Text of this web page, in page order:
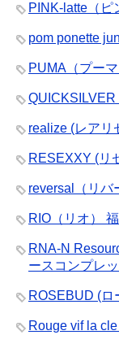
PINK-latte（ピ
pom ponette
PUMA（プー
realize (レアリ
RESEXXY (リ
reversal（リバ
RIO（リオ）
RNA-N
ースコンプレ
ROSEBUD (ロ
Rouge vif la